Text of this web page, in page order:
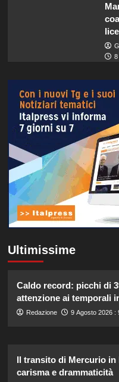
8
Ultimissime
Caldo record: picchi di
attenzione ai temporali
Redazione 9 Agosto 2026 :
Il transito di Mercurio in
carisma e drammaticità